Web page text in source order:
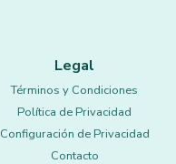
Legal
Términos y Condiciones
Política de Privacidad
Configuración de Privacidad
Contacto